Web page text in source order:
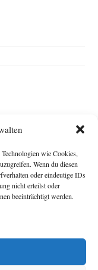
wie Cookies,
Wenn du diesen
oder eindeutige IDs
nicht erteilst oder
beeinträchtigt werden.
Impressum
Michael Baden,
Diese Webseite stellt
zehn Jahre der